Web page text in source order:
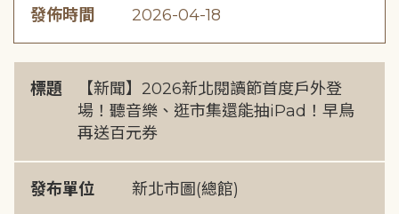
發佈時間 2026-04-18
標題
【新聞】2026新北閱讀節首度戶外登
場！聽音樂、逛市集還能抽iPad！早鳥
再送百元券
發布單位 新北市圖(總館)